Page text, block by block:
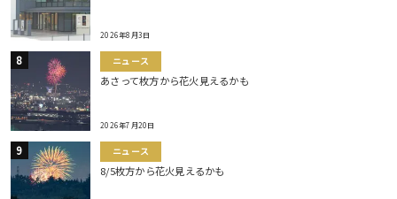
2026年8月3日
ニュース
あさって枚方から花火見えるかも
2026年7月20日
ニュース
8/5枚方から花火見えるかも